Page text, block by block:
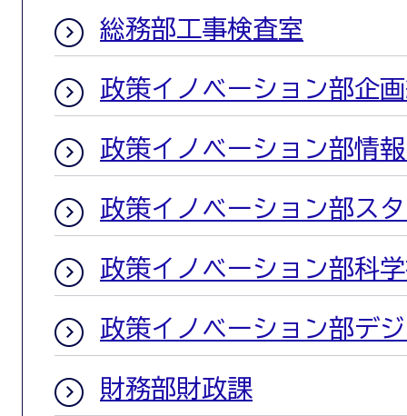
総務部工事検査室
政策イノベーション部企
政策イノベーション部情
政策イノベーション部ス
政策イノベーション部科
政策イノベーション部デ
財務部財政課